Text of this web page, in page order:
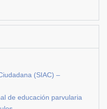
(SIAC) –
de educación parvularia